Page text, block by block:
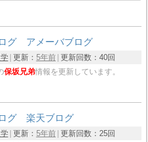
グ アメーバブログ
更新： 5年前 更新回数： 40回
保坂兄弟情報を更新しています。
グ 楽天ブログ
更新： 5年前 更新回数： 25回